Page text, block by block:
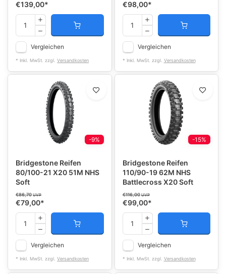
€139,00*
Vergleichen
* Inkl. MwSt. zzgl. Versandkosten
€98,00*
Vergleichen
* Inkl. MwSt. zzgl. Versandkosten
-9%
Bridgestone Reifen
80/100-21 X20 51M NHS
Soft
€86,70 UVP
€79,00*
Vergleichen
* Inkl. MwSt. zzgl. Versandkosten
-15%
Bridgestone Reifen
110/90-19 62M NHS
Battlecross X20 Soft
€116,00 UVP
€99,00*
Vergleichen
* Inkl. MwSt. zzgl. Versandkosten